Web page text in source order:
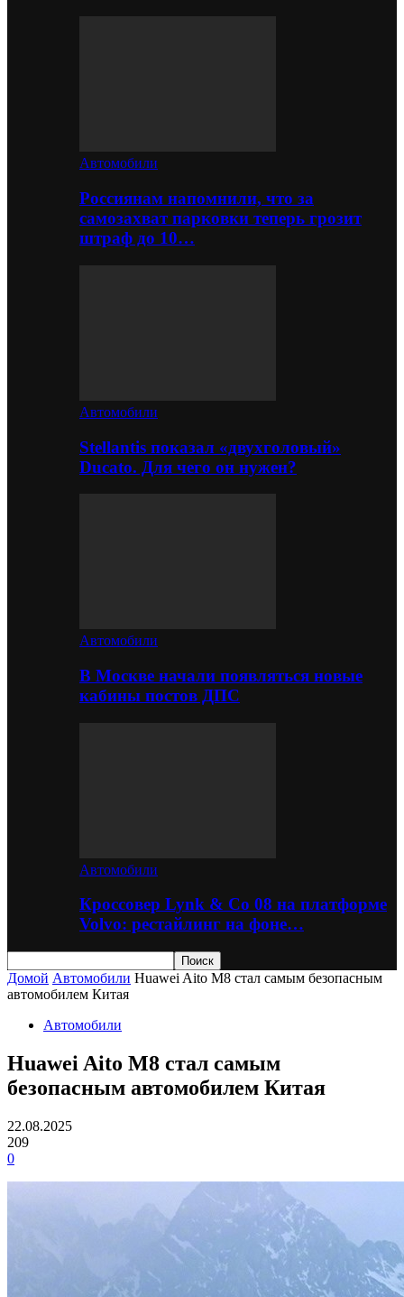
Автомобили
Россиянам напомнили, что за
самозахват парковки теперь грозит
штраф до 10…
Автомобили
Stellantis показал «двухголовый»
Ducato. Для чего он нужен?
Автомобили
В Москве начали появляться новые
кабины постов ДПС
Автомобили
Кроссовер Lynk & Co 08 на платформе
Volvo: рестайлинг на фоне…
Домой Автомобили Huawei Aito M8 стал самым безопасным
автомобилем Китая
Автомобили
Huawei Aito M8 стал самым
безопасным автомобилем Китая
22.08.2025
209
0